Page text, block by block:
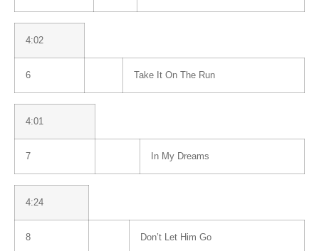
4:02
6 Take It On The Run
4:01
7 In My Dreams
4:24
8 Don’t Let Him Go